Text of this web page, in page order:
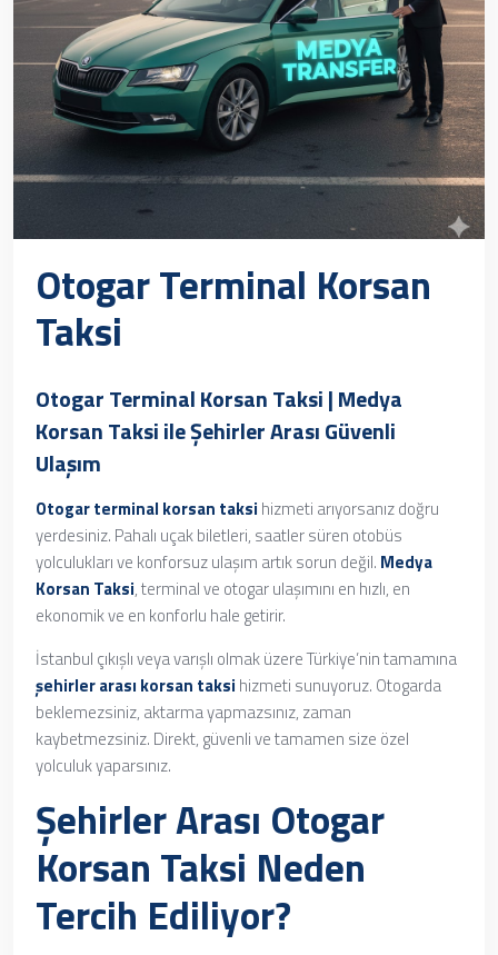
Otogar Terminal Korsan
Taksi
Otogar Terminal Korsan Taksi| Medya
Korsan Taksi ile Şehirler Arası Güvenli
Ulaşım
Otogar terminal korsan taksi hizmeti arıyorsanız doğru
yerdesiniz. Pahalı uçak biletleri, saatler süren otobüs
yolculukları ve konforsuz ulaşım artık sorun değil. Medya
Korsan Taksi, terminal ve otogar ulaşımını en hızlı, en
ekonomik ve en konforlu hale getirir.
İstanbul çıkışlı veya varışlı olmak üzere Türkiye’nin tamamına
şehirler arası korsan taksi hizmeti sunuyoruz. Otogarda
beklemezsiniz, aktarma yapmazsınız, zaman
kaybetmezsiniz. Direkt, güvenli ve tamamen size özel
yolculuk yaparsınız.
Şehirler Arası Otogar
Korsan Taksi Neden
Tercih Ediliyor?